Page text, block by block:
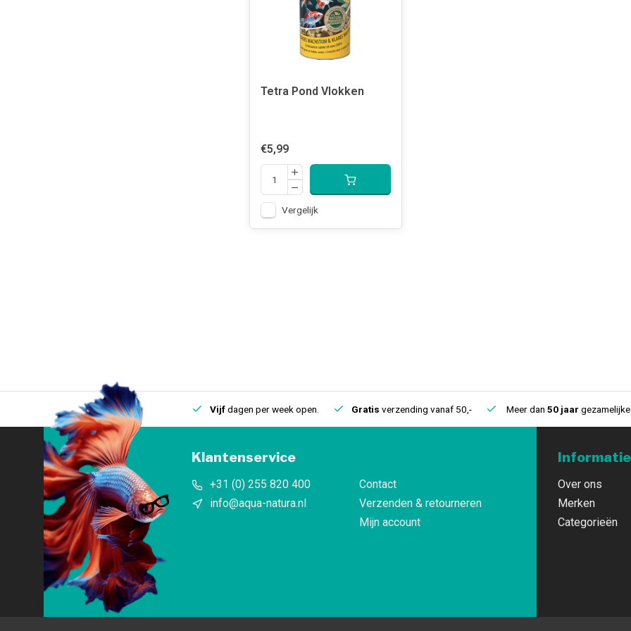
Tetra Pond Vlokken
€5,99
Vergelijk
Eenfysieke winkelin IJmuiden Vijfdagen per week open. Gratis verzending vanaf 50,- Meer dan 50 jaar
Klantenservice
+31 (0) 255 820 400
info@aqua-natura.nl
Contact
Verzenden & retourneren
Mijn account
Informatie
Over ons
Merken
Categorieën